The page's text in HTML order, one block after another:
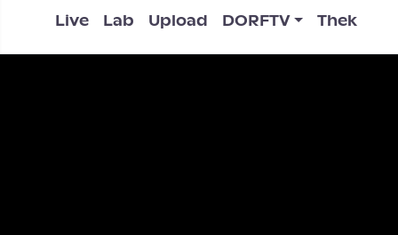
Hauptnavigation
Live Lab Upload DORFTV Thek